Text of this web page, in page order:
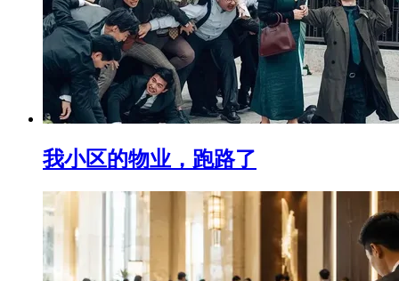
我小区的物业，跑路了